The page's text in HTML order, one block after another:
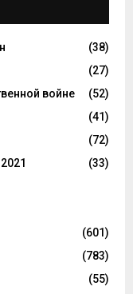
(38)
(27)
войне
(52)
(41)
(72)
(33)
(601)
(783)
(55)